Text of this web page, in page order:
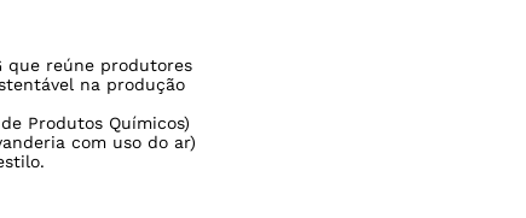
que reúne produtores
na produção
Produtos Químicos)
com uso do ar)